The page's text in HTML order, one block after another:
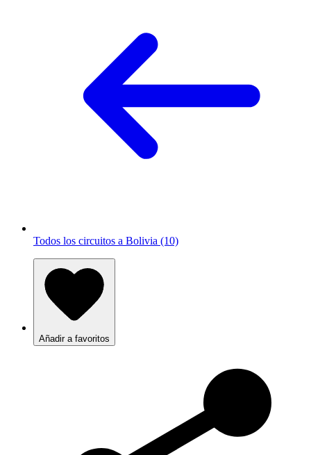
Todos los circuitos a Bolivia (10)
Añadir a favoritos